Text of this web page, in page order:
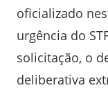
oficializado
urgência do
solicitação, o
deliberativa